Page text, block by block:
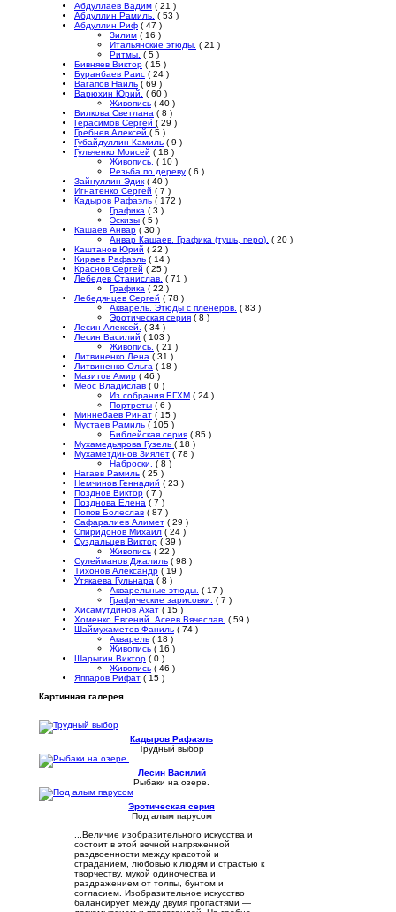
Абдуллаев Вадим ( 21 )
Абдуллин Рамиль. ( 53 )
Абдуллин Риф ( 47 )
Зилим ( 16 )
Итальянские этюды. ( 21 )
Ритмы. ( 5 )
Бивняев Виктор ( 15 )
Буранбаев Раис ( 24 )
Вагапов Наиль ( 69 )
Варюхин Юрий. ( 60 )
Живопись ( 40 )
Вилкова Светлана ( 8 )
Герасимов Сергей ( 29 )
Гребнев Алексей ( 5 )
Губайдуллин Камиль ( 9 )
Гульченко Моисей ( 18 )
Живопись. ( 10 )
Резьба по дереву ( 6 )
Зайнуллин Эдик ( 40 )
Игнатенко Сергей ( 7 )
Кадыров Рафаэль ( 172 )
Графика ( 3 )
Эскизы ( 5 )
Кашаев Анвар ( 30 )
Анвар Кашаев. Графика (тушь, перо). ( 20 )
Каштанов Юрий ( 22 )
Кираев Рафаэль ( 14 )
Краснов Сергей ( 25 )
Лебедев Станислав. ( 71 )
Графика ( 22 )
Лебедянцев Сергей ( 78 )
Акварель. Этюды с пленеров. ( 83 )
Эротическая серия ( 8 )
Лесин Алексей. ( 34 )
Лесин Василий ( 103 )
Живопись. ( 21 )
Литвиненко Лена ( 31 )
Литвиненко Ольга ( 18 )
Мазитов Амир ( 46 )
Меос Владислав ( 0 )
Из собрания БГХМ ( 24 )
Портреты ( 6 )
Миннебаев Ринат ( 15 )
Мустаев Рамиль ( 105 )
Библейская серия ( 85 )
Мухамедьярова Гузель ( 18 )
Мухаметдинов Зиялет ( 78 )
Наброски. ( 8 )
Нагаев Рамиль ( 25 )
Немчинов Геннадий ( 23 )
Позднов Виктор ( 7 )
Позднова Елена ( 7 )
Попов Болеслав ( 87 )
Сафаралиев Алимет ( 29 )
Спиридонов Михаил ( 24 )
Суздальцев Виктор ( 39 )
Живопись ( 22 )
Сулейманов Джалиль ( 98 )
Тихонов Александр ( 19 )
Утякаева Гульнара ( 8 )
Акварельные этюды. ( 17 )
Графические зарисовки. ( 7 )
Хисамутдинов Ахат ( 15 )
Хоменко Евгений. Асеев Вячеслав. ( 59 )
Шаймухаметов Фаниль ( 74 )
Акварель ( 18 )
Живопись ( 16 )
Шарыгин Виктор ( 0 )
Живопись ( 46 )
Яппаров Рифат ( 15 )
Картинная галерея
Кадыров Рафаэль
Трудный выбор
Лесин Василий
Рыбаки на озере.
Эротическая серия
Под алым парусом
...Величие изобразительного искусства и
состоит в этой вечной напряженной
раздвоенности между красотой и
страданием, любовью к людям и страстью к
творчеству, мукой одиночества и
раздражением от толпы, бунтом и
согласием. Изобразительное искусство
балансирует между двумя пропастями —